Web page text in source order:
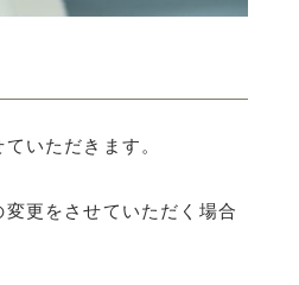
いただきます。
更をさせていただく場合